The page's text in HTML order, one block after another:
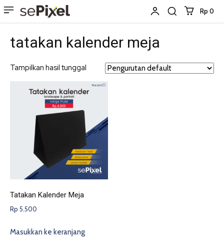
Rp 0
tatakan kalender meja
Tampilkan hasil tunggal
Tatakan Kalender Meja
Rp 5.500
Masukkan ke keranjang